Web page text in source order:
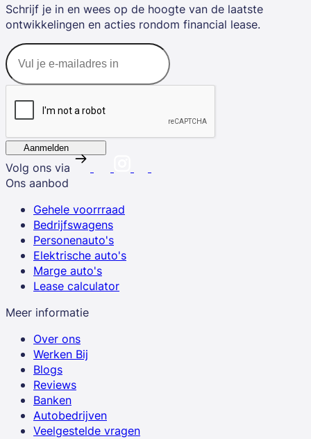
Schrijf je in en wees op de hoogte van de laatste
ontwikkelingen en acties rondom financial lease.
Aanmelden
Volg ons via
Ons aanbod
Gehele voorrraad
Bedrijfswagens
Personenauto's
Elektrische auto's
Marge auto's
Lease calculator
Meer informatie
Over ons
Werken Bij
Blogs
Reviews
Banken
Autobedrijven
Veelgestelde vragen